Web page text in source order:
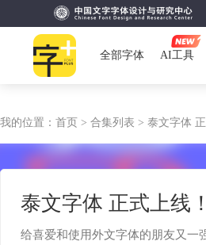
全部字体 AI工具
我的位置： 首页 > 合集列表 > 泰文字体 正
泰文字体 正式上线！
给喜爱和使用外文字体的朋友又一